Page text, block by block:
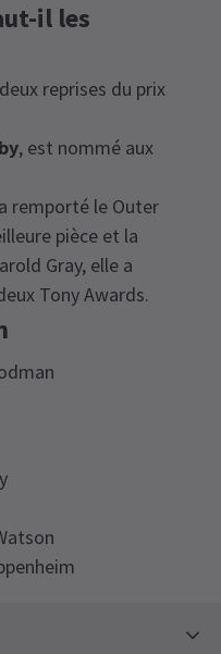
il les
reprises du prix
, est nommé aux
remporté le Outer
pièce et la
Gray, elle a
Tony Awards.